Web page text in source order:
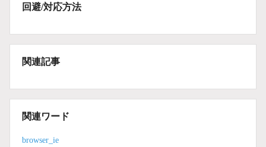
回避/対応方法
関連記事
関連ワード
browser_ie